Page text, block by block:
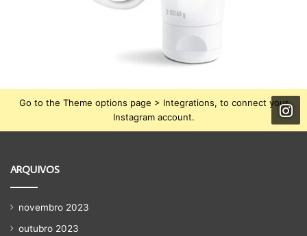
Go to the Theme options page > Integrations, to connect your
Instagram account.
ARQUIVOS
novembro 2023
outubro 2023